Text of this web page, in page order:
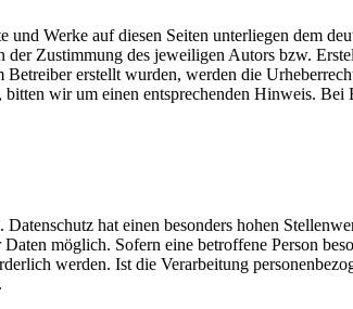
und Werke auf diesen Seiten unterliegen dem
der Zustimmung des jeweiligen Autors bzw.
erstellt wurden, werden die
wir um einen entsprechenden Hinweis.
hat einen besonders hohen
möglich. Sofern eine betroffene Person
werden. Ist die Verarbeitung